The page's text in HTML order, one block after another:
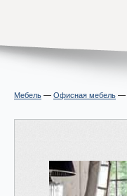
Мебель—Офисная мебель—